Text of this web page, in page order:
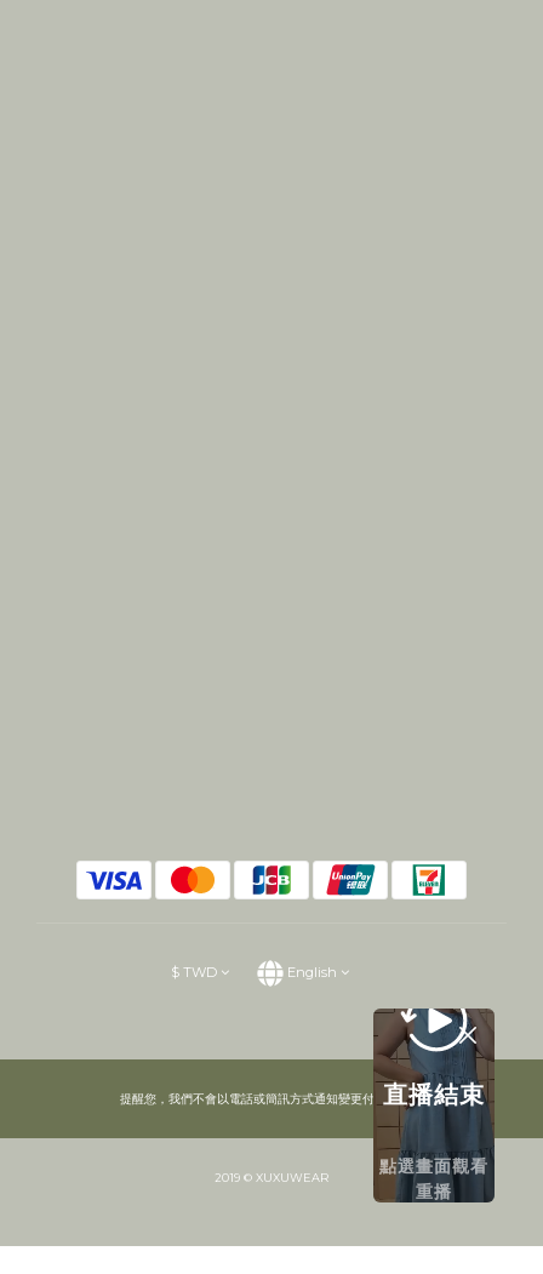
$ TWD English
提醒您，我們不會以電話或簡訊方式通知變更付款方式。
2019 © XUXUWEAR
直播結束
點選畫面觀看
重播